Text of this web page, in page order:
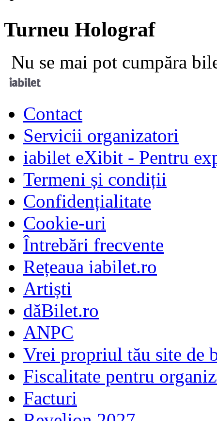
Turneu Holograf
Nu se mai pot cumpăra
Contact
Servicii organizatori
iabilet eXibit - Pentru
Termeni și condiții
Confidențialitate
Cookie-uri
Întrebări frecvente
Rețeaua iabilet.ro
Artiști
dăBilet.ro
ANPC
Vrei propriul tău site de
Fiscalitate pentru
Facturi